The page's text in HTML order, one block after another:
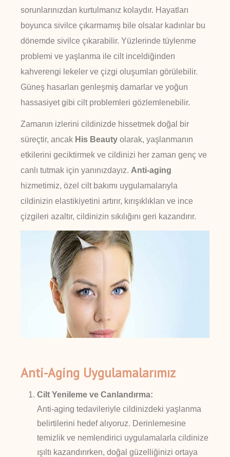
sorunlarınızdan kurtulmanız kolaydır. Hayatları
boyunca sivilce çıkarmamış bile olsalar kadınlar bu
dönemde sivilce çıkarabilir. Yüzlerinde tüylenme
problemi ve yaşlanma ile cilt inceldiğinden
kahverengi lekeler ve çizgi oluşumları görülebilir.
Güneş hasarları genleşmiş damarlar ve yoğun
hassasiyet gibi cilt problemleri gözlemlenebilir.
Zamanın izlerini cildinizde hissetmek doğal bir
süreçtir, ancak His Beauty olarak, yaşlanmanın
etkilerini geciktirmek ve cildinizi her zaman genç ve
canlı tutmak için yanınızdayız. Anti-aging
hizmetimiz, özel cilt bakımı uygulamalarıyla
cildinizin elastikiyetini artırır, kırışıklıkları ve ince
çizgileri azaltır, cildinizin sıkılığını geri kazandırır.
Anti-Aging Uygulamalarımız
Cilt Yenileme ve Canlandırma:
Anti-aging tedavileriyle cildinizdeki yaşlanma
belirtilerini hedef alıyoruz. Derinlemesine
temizlik ve nemlendirici uygulamalarla cildinize
ışıltı kazandırırken, doğal güzelliğinizi ortaya